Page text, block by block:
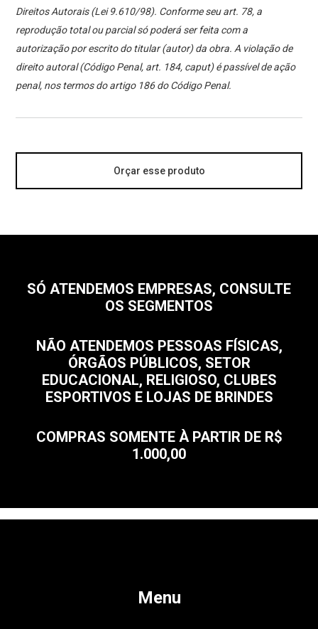
Direitos Autorais (Lei 9.610/98). Conforme seu art. 78, a
reprodução total ou parcial só poderá ser feita com a
autorização por escrito do titular (autor) da obra. A violação de
direito autoral (Código Penal, art. 184, caput) é passível de ação
penal, nos termos do artigo 186 do Código Penal.
Orçar esse produto
SÓ ATENDEMOS EMPRESAS, CONSULTE
OS SEGMENTOS
NÃO ATENDEMOS PESSOAS FÍSICAS,
ÓRGÃOS PÚBLICOS, SETOR
EDUCACIONAL, RELIGIOSO, CLUBES
ESPORTIVOS E LOJAS DE BRINDES
COMPRAS SOMENTE À PARTIR DE R$
1.000,00
Menu